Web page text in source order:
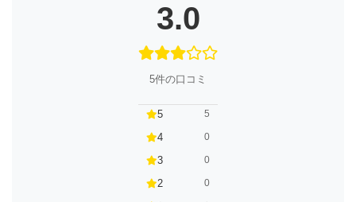
3.0
5件の口コミ
5 5
4 0
3 0
2 0